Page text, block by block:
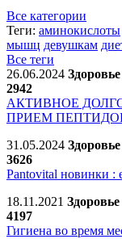
Все категории
Теги: аминокислоты
мышц девушкам
Все теги
26.06.2024 Здоровье
2942
АКТИВНОЕ
ПРИЕМ
31.05.2024 Здоровье
3626
Pantovital новинки :
18.11.2021 Здоровье
4197
Гигиена во время